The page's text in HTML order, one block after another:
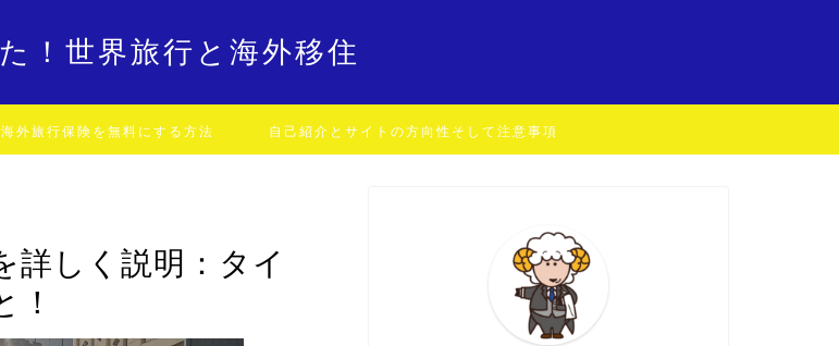
！世界旅行と海外移住
海外旅行保険を無料にする方法 自己紹介とサイトの方向性そして注意事項
詳しく説明：タイ
！